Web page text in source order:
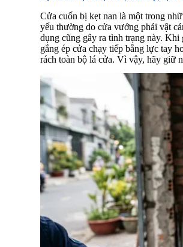
Cửa cuốn bị kẹt nan là một trong
yếu thường do cửa vướng phải vật
dụng cũng gây ra tình trạng này.
gắng ép cửa chạy tiếp bằng lực tay
rách toàn bộ lá cửa. Vì vậy, hãy giữ